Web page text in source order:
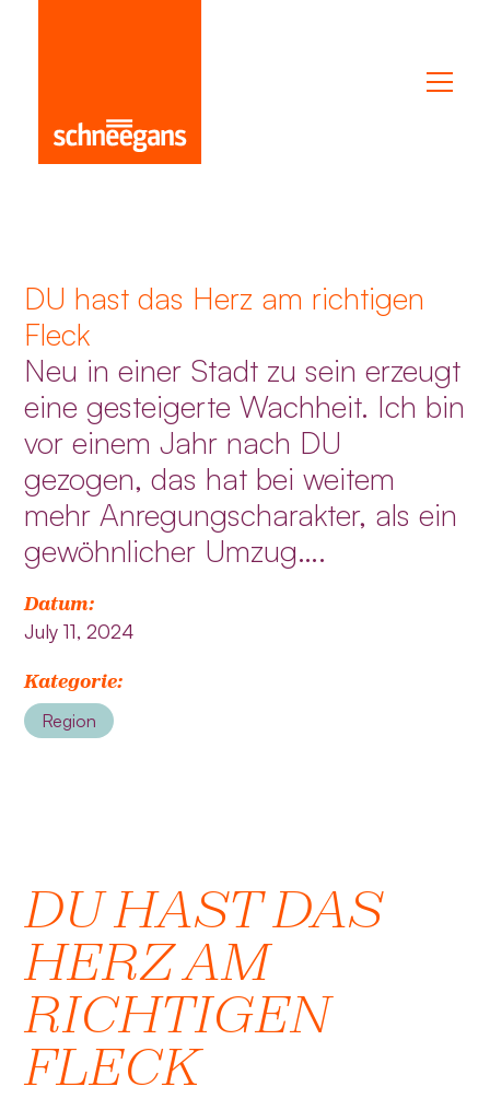
DU hast das Herz am richtigen
Fleck
Neu in einer Stadt zu sein erzeugt
eine gesteigerte Wachheit. Ich bin
vor einem Jahr nach DU
gezogen, das hat bei weitem
mehr Anregungscharakter, als ein
gewöhnlicher Umzug….
Datum:
July 11, 2024
Kategorie:
Region
DU HAST DAS
HERZ AM
RICHTIGEN
FLECK